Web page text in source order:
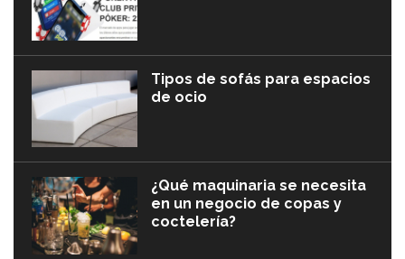
Tipos de sofás para espacios
de ocio
¿Qué maquinaria se necesita
en un negocio de copas y
coctelería?